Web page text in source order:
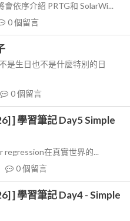
依序介紹 PRTG和 SolarWi...
0個留言
是生日也不是什麼特別的日
0個留言
] 學習筆記 Day5 Simple
regression在真實世界的...
0個留言
] 學習筆記 Day4 - Simple